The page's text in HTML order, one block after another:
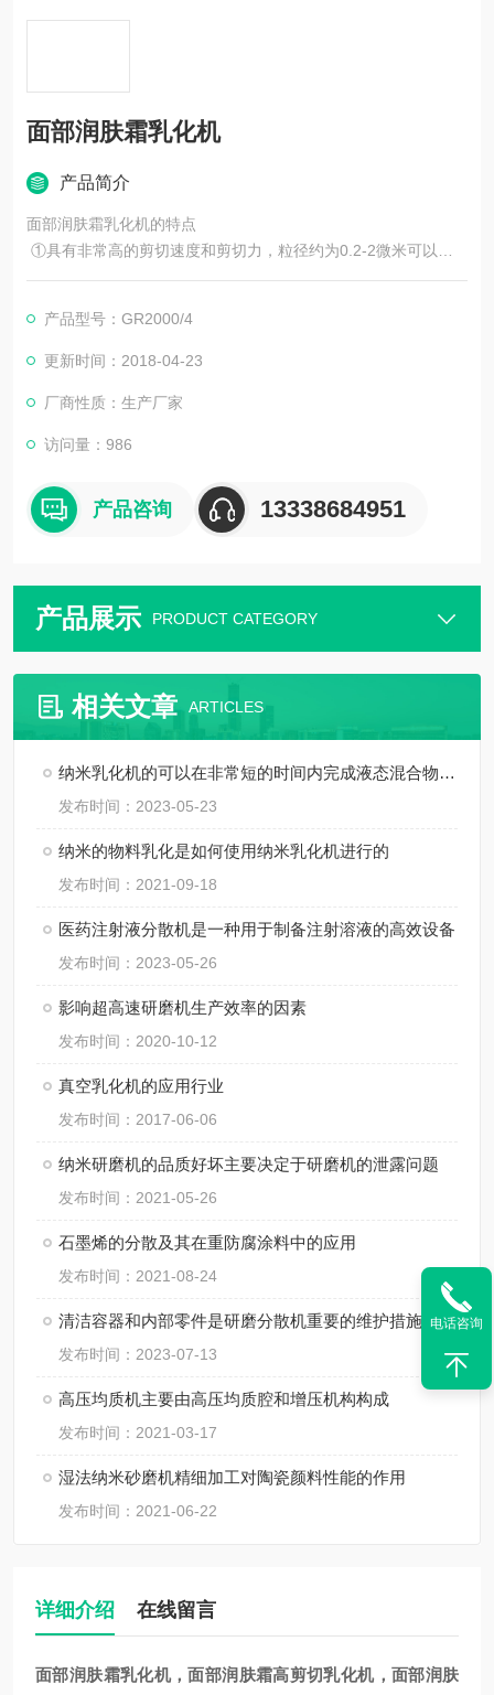
面部润肤霜乳化机
产品简介
面部润肤霜乳化机的特点
①具有非常高的剪切速度和剪切力，粒径约为0.2-2微米可以确保
高速分散乳化的稳定性。
状液、悬浮液和胶体的均质混合。
③三级乳化机由定、转子系统所产生的剪切力使得溶质转移速度
产品型号：GR2000/4
更新时间：2018-04-23
厂商性质：生产厂家
访问量：986
产品咨询 13338684951
产品展示 PRODUCT CATEGORY
相关文章 ARTICLES
纳米乳化机的可以在非常短的时间内完成液态混合物的乳化
发布时间：2023-05-23
纳米的物料乳化是如何使用纳米乳化机进行的
发布时间：2021-09-18
医药注射液分散机是一种用于制备注射溶液的高效设备
发布时间：2023-05-26
影响超高速研磨机生产效率的因素
发布时间：2020-10-12
真空乳化机的应用行业
发布时间：2017-06-06
纳米研磨机的品质好坏主要决定于研磨机的泄露问题
发布时间：2021-05-26
石墨烯的分散及其在重防腐涂料中的应用
发布时间：2021-08-24
清洁容器和内部零件是研磨分散机重要的维护措施
发布时间：2023-07-13
高压均质机主要由高压均质腔和增压机构构成
发布时间：2021-03-17
湿法纳米砂磨机精细加工对陶瓷颜料性能的作用
发布时间：2021-06-22
详细介绍 在线留言
面部润肤霜乳化机，面部润肤霜高剪切乳化机，面部润肤
电话咨询